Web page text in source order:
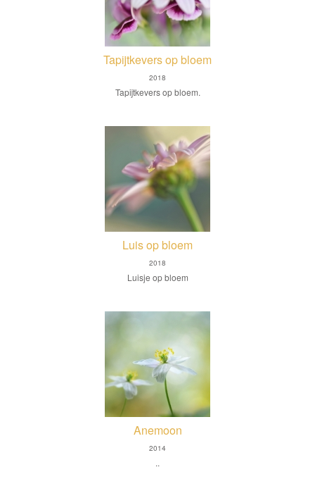
Tapijtkevers op bloem
2018
Tapijtkevers op bloem.
Luis op bloem
2018
Luisje op bloem
Anemoon
2014
..